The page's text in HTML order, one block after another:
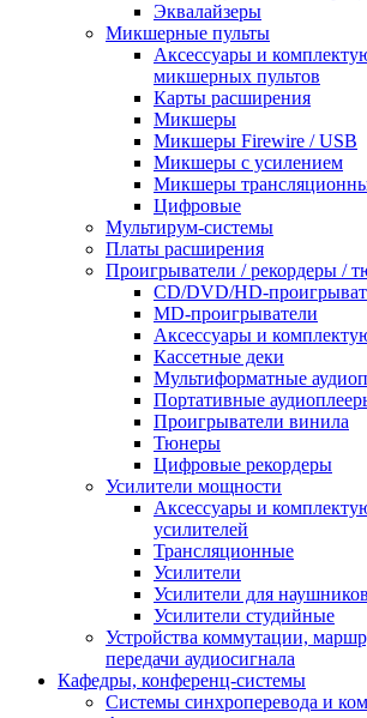
Эквалайзеры
Микшерные пульты
Аксессуары и
микшерных пультов
Карты расширения
Микшеры
Микшеры Firewire / USB
Микшеры с усилением
Микшеры
Цифровые
Мультирум-системы
Платы расширения
Проигрыватели / рекордеры /
CD/DVD/HD-
MD-проигрыватели
Аксессуары и
Кассетные деки
Мультиформатные
Портативные
Проигрыватели винила
Тюнеры
Цифровые рекордеры
Усилители мощности
Аксессуары и
усилителей
Трансляционные
Усилители
Усилители для наушников
Усилители студийные
Устройства коммутации,
передачи аудиосигнала
Кафедры, конференц-системы
Cистемы синхроперевода и